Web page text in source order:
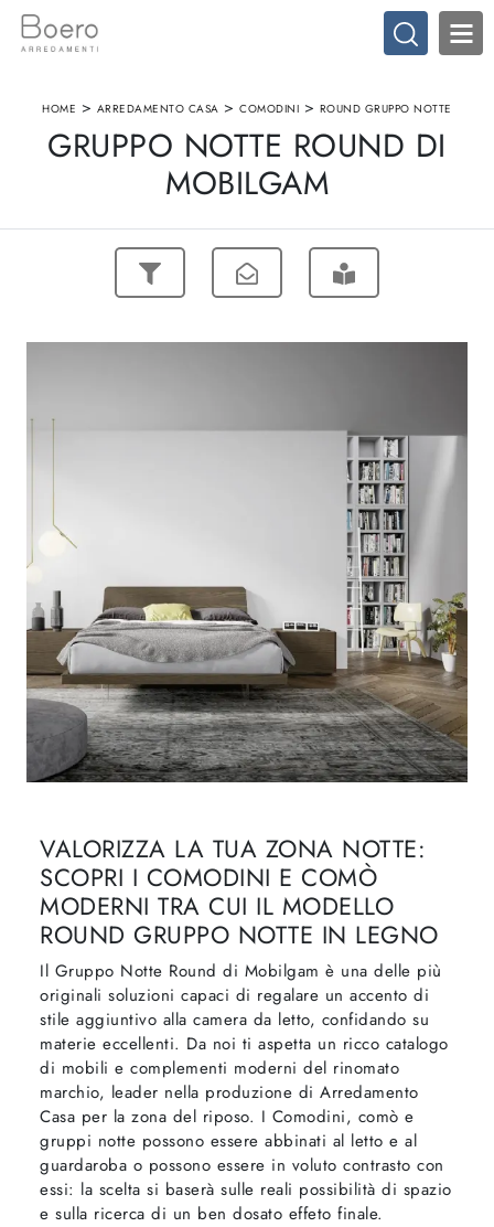
HOME > ARREDAMENTO CASA >COMODINI > ROUND GRUPPO NOTTE
GRUPPO NOTTE ROUND DI
MOBILGAM
VALORIZZA LA TUA ZONA NOTTE:
SCOPRI I COMODINI E COMÒ
MODERNI TRA CUI IL MODELLO
ROUND GRUPPO NOTTE IN LEGNO
Il Gruppo Notte Round di Mobilgam è una delle più
originali soluzioni capaci di regalare un accento di
stile aggiuntivo alla camera da letto, confidando su
materie eccellenti. Da noi ti aspetta un ricco catalogo
di mobili e complementi moderni del rinomato
marchio, leader nella produzione di Arredamento
Casa per la zona del riposo. I Comodini, comò e
gruppi notte possono essere abbinati al letto e al
guardaroba o possono essere in voluto contrasto con
essi: la scelta si baserà sulle reali possibilità di spazio
e sulla ricerca di un ben dosato effeto finale.